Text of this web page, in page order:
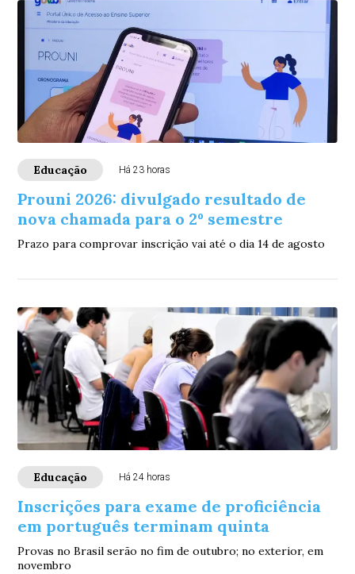
Educação Há 23 horas
Prouni 2026: divulgado resultado de
nova chamada para o 2º semestre
Prazo para comprovar inscrição vai até o dia 14 de agosto
Educação Há 24 horas
Inscrições para exame de proficiência
em português terminam quinta
Provas no Brasil serão no fim de outubro; no exterior, em
novembro